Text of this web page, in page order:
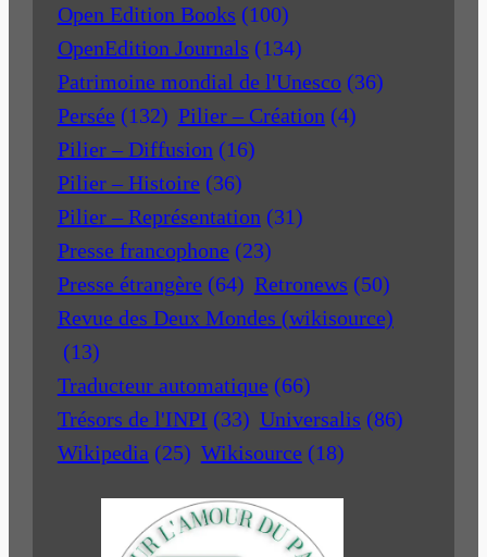
Open Edition Books (100)
OpenEdition Journals (134)
Patrimoine mondial de l'Unesco (36)
Persée (132) Pilier – Création (4)
Pilier – Diffusion (16)
Pilier – Histoire (36)
Pilier – Représentation (31)
Presse francophone (23)
Presse étrangère (64) Retronews (50)
Revue des Deux Mondes (wikisource)
(13)
Traducteur automatique (66)
Trésors de l'INPI (33) Universalis (86)
Wikipedia (25) Wikisource (18)